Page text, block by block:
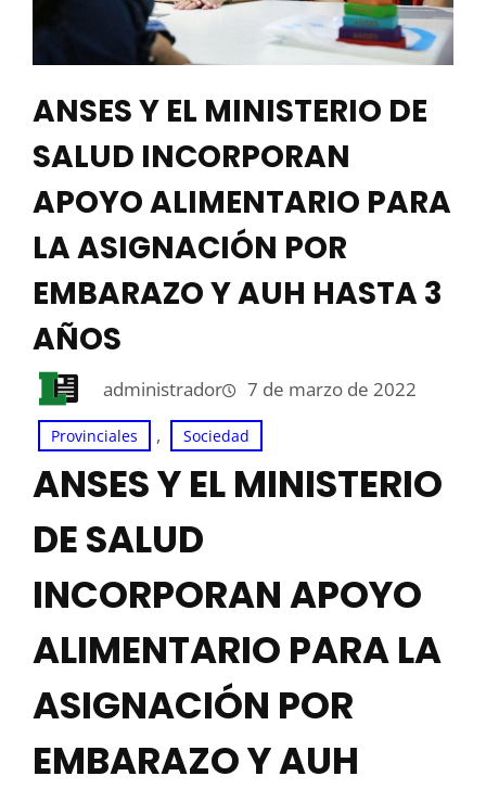
ANSES Y EL MINISTERIO DE
SALUD INCORPORAN
APOYO ALIMENTARIO PARA
LA ASIGNACIÓN POR
EMBARAZO Y AUH HASTA 3
AÑOS
administrador 7 de marzo de 2022
Provinciales , Sociedad
ANSES Y EL MINISTERIO
DE SALUD
INCORPORAN APOYO
ALIMENTARIO PARA LA
ASIGNACIÓN POR
EMBARAZO Y AUH